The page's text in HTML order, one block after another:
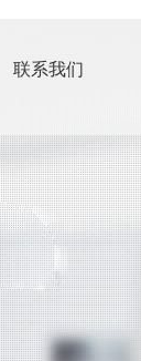
联系我们